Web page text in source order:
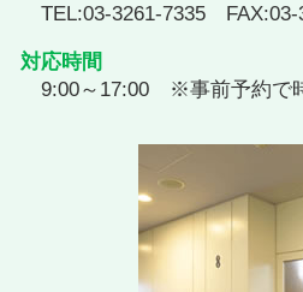
TEL:03-3261-7335 FAX:03-
対応時間
9:00～17:00 ※事前予約で